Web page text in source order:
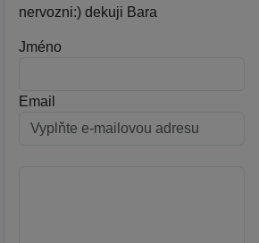
nervozni:) dekuji Bara
Jméno
Email